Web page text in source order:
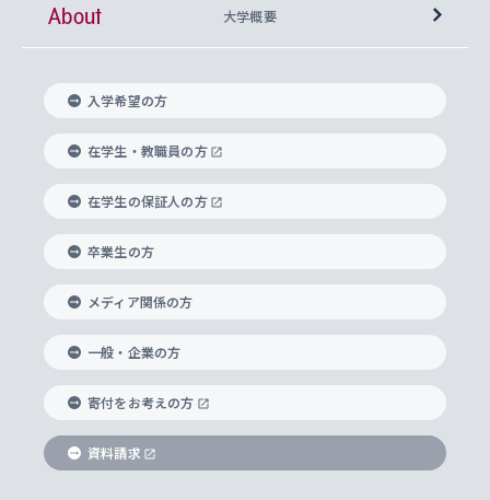
総合人間科学部
経済学部
外国語学部
総合グローバル学部
国際教養学部
理工学部
Futures） – 持続可能な未来を考える６学科連携
基盤教育センター
キリスト教人間学
身体知
思考と表現
データサイエンス
上智大学の語学教育
言語教育研究センター
上智大学のグローバル教育
グローバル教育センター
上智大学で学ぶ
海外で学ぶ
学びのサポート
大学院
神学研究科
実践宗教学研究科
総合人間科学研究科
助産学専攻科
生涯学習
中世思想研究所
国際言語情報研究所
グローバル・コンサーン研究所
比較文化研究所
ヨーロッパ研究所
アジア文化研究所
アメリカ・カナダ研究所
産官学連携
知的財産
研究支援制度
重点領域研究・自由課題研究
研究活動に関する法令・研究費の使用について
課外活動
課外教育プログラム
ボランティア活動
グローバルな学びのコミュニティ
学生の相談窓口
心身の健康相談
ハラスメント防止の取り組み
障がいのある学生への支援
キャリア形成サポート
キャリア形成支援プログラム
就職（内定先）・進路統計
企業の採用ご担当者様へのご案内
住まいのサポート
上智大学で取得できる学位
入れの方針）
科目等履修生
研究生・外国人特別研究生・国費留学生
交換留学生(海外大学から上智大学で学ぶ)
ノンディグリー生
Sophia Short-term Program受講生
学費・奨学金
About 大学概要
理事長・学長メッセージ
学長・副学長紹介
上智大学の精神
上智大学の理念
上智大学の沿革
ソフィア・アーカイブズ
上智大学とカトリック
グローバルエンゲージメント
上智大学を訪れた世界の知性
国連Weeks・アフリカWeeks
ダイバーシティ＆サステナビリティへの取り組み
上智大学公式ソーシャルメディア
学校法人上智学院について
数字で見る上智大学
上智大学のネットワーク
入学希望の方
在学生・教職員の方
在学生の保証人の方
卒業生の方
メディア関係の方
一般・企業の方
寄付をお考えの方
資料請求